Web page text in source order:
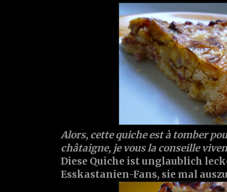
Alors, cette quiche est à tomber
châtaigne, je vous la conseille
Diese Quiche ist unglaublich
Esskastanien-Fans, sie mal